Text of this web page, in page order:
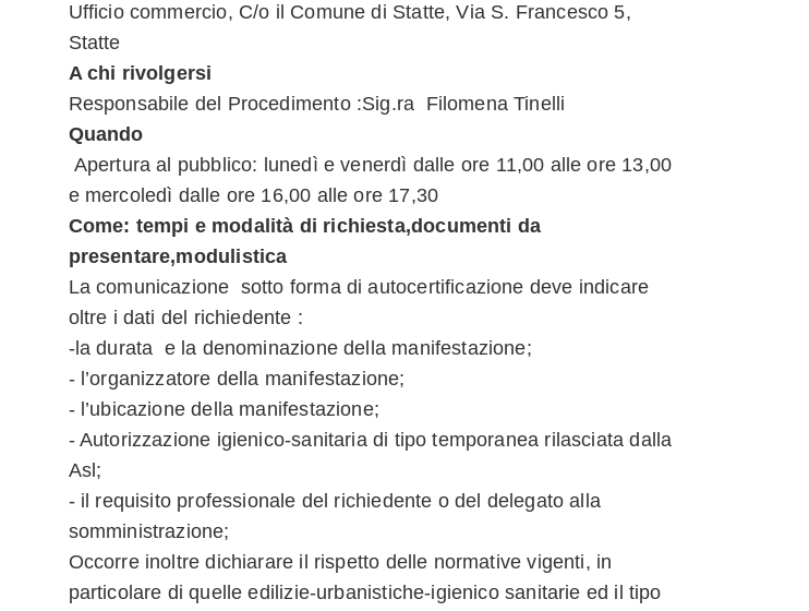
Ufficio commercio, C/o il Comune di Statte, Via S. Francesco 5,
Statte
A chi rivolgersi
Responsabile del Procedimento :Sig.ra Filomena Tinelli
Quando
Apertura al pubblico: lunedì e venerdì dalle ore 11,00 alle ore 13,00
e mercoledì dalle ore 16,00 alle ore 17,30
Come: tempi e modalità di richiesta,documenti da
presentare,modulistica
La comunicazione sotto forma di autocertificazione deve indicare
oltre i dati del richiedente :
-la durata e la denominazione della manifestazione;
- l’organizzatore della manifestazione;
- l’ubicazione della manifestazione;
- Autorizzazione igienico-sanitaria di tipo temporanea rilasciata dalla
Asl;
- il requisito professionale del richiedente o del delegato alla
somministrazione;
Occorre inoltre dichiarare il rispetto delle normative vigenti, in
particolare di quelle edilizie-urbanistiche-igienico sanitarie ed il tipo